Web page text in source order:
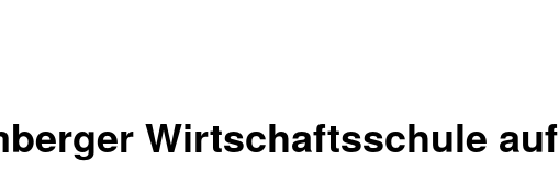
Wirtschaftsschule auf